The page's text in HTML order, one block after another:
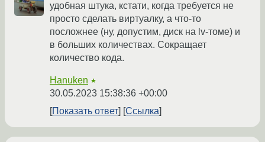
удобная штука, кстати, когда требуется не
просто сделать виртуалку, а что-то
посложнее (ну, допустим, диск на lv-томе) и
в больших количествах. Сокращает
количество кода.
Hanuken ★
30.05.2023 15:38:36 +00:00
Показать ответ
Ссылка